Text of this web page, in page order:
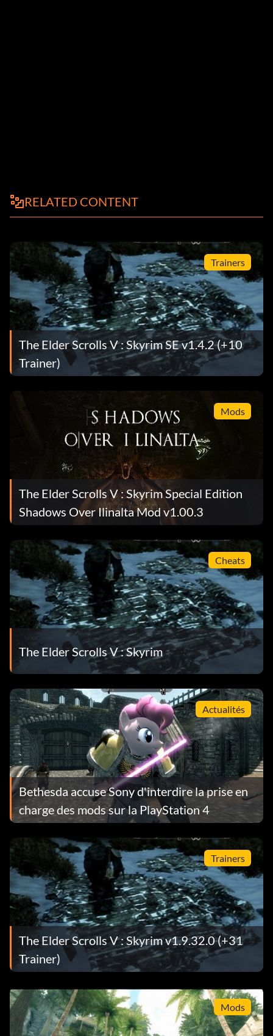
RELATED CONTENT
Trainers
The Elder Scrolls V : Skyrim SE v1.4.2 (+10
Trainer)
Mods
The Elder Scrolls V : Skyrim Special Edition
Shadows Over Ilinalta Mod v1.00.3
Cheats
The Elder Scrolls V : Skyrim
Actualités
Bethesda accuse Sony d'interdire la prise en
charge des mods sur la PlayStation 4
Trainers
The Elder Scrolls V : Skyrim v1.9.32.0 (+31
Trainer)
Mods